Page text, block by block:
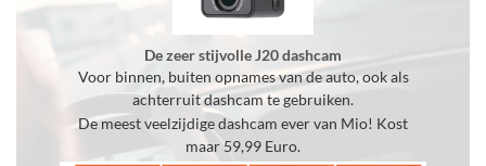
De zeer stijvolle J20 dashcam
Voor binnen, buiten opnames van de auto, ook als
achterruit dashcam te gebruiken.
De meest veelzijdige dashcam ever van Mio! Kost
maar 59,99 Euro.